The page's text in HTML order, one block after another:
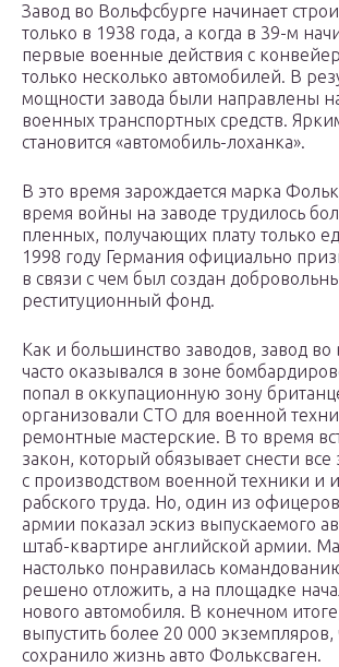
Завод во Вольфсбурге начинает
только в 1938 года, а когда в 39-м
первые военные действия с
только несколько автомобилей. В
мощности завода были направлены
военных транспортных средств.
становится «автомобиль-лоханка».
В это время зарождается марка
время войны на заводе трудилось
пленных, получающих плату только
1998 году Германия официально
в связи с чем был создан
реституционный фонд.
Как и большинство заводов, завод
часто оказывался в зоне
попал в оккупационную зону
организовали СТО для военной
ремонтные мастерские. В то время
закон, который обязывает снести все
с производством военной техники и
рабского труда. Но, один из
армии показал эскиз выпускаемого
штаб-квартире английской армии.
настолько понравилась
решено отложить, а на площадке
нового автомобиля. В конечном
выпустить более 20 000 экземпляров,
сохранило жизнь авто Фольксваген.